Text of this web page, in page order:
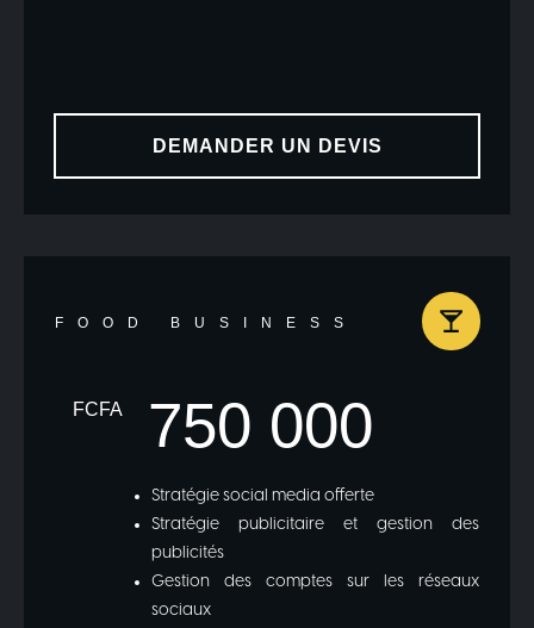
DEMANDER UN DEVIS
FOOD BUSINESS
FCFA 750 000
Stratégie social media offerte
Stratégie publicitaire et gestion des
publicités
Gestion des comptes sur les réseaux
sociaux